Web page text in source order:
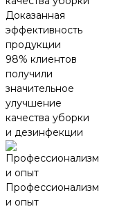
Доказанная
эффективность
продукции
98% клиентов
получили
значительное
улучшение
качества уборки
и дезинфекции
Профессионализм
и опыт